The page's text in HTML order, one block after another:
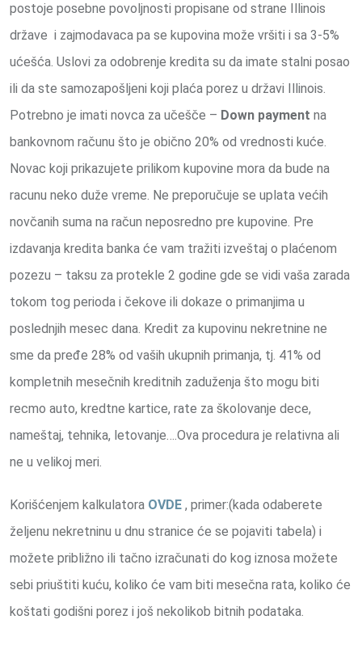
postoje posebne povoljnosti propisane od strane Illinois
države i zajmodavaca pa se kupovina može vršiti i sa 3-5%
ućešća. Uslovi za odobrenje kredita su da imate stalni posao
ili da ste samozapošljeni koji plaća porez u državi Illinois.
Potrebno je imati novca za učešče – Down payment na
bankovnom računu što je obično 20% od vrednosti kuće.
Novac koji prikazujete prilikom kupovine mora da bude na
racunu neko duže vreme. Ne preporučuje se uplata većih
novčanih suma na račun neposredno pre kupovine. Pre
izdavanja kredita banka će vam tražiti izveštaj o plaćenom
pozezu – taksu za protekle 2 godine gde se vidi vaša zarada
tokom tog perioda i čekove ili dokaze o primanjima u
poslednjih mesec dana. Kredit za kupovinu nekretnine ne
sme da pređe 28% od vaših ukupnih primanja, tj. 41% od
kompletnih mesečnih kreditnih zaduženja što mogu biti
recmo auto, kredtne kartice, rate za školovanje dece,
nameštaj, tehnika, letovanje….Ova procedura je relativna ali
ne u velikoj meri.
Korišćenjem kalkulatora OVDE , primer:(kada odaberete
željenu nekretninu u dnu stranice će se pojaviti tabela) i
možete približno ili tačno izračunati do kog iznosa možete
sebi priuštiti kuću, koliko će vam biti mesečna rata, koliko će
koštati godišni porez i još nekolikob bitnih podataka.